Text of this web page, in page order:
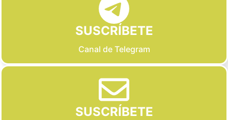
SUSCRÍBETE
Canal de Telegram
SUSCRÍBETE